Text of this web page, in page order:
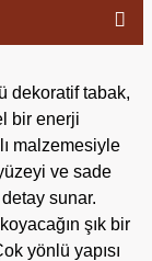
dekoratif tabak,
bir enerji
malzemesiyle
ve sade
sunar.
şık bir
yönlü yapısı